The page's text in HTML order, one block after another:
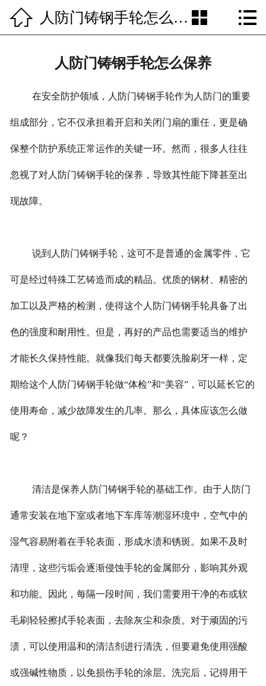
网站首页
 人防门铸钢手轮怎么保养  
人防门铸钢手轮怎么保养
在安全防护领域，人防门铸钢手轮作为人防门的重要
组成部分，它不仅承担着开启和关闭门扇的重任，更是确
保整个防护系统正常运作的关键一环。然而，很多人往往
忽视了对人防门铸钢手轮的保养，导致其性能下降甚至出
现故障。
说到人防门铸钢手轮，这可不是普通的金属零件，它
可是经过特殊工艺铸造而成的精品。优质的钢材、精密的
加工以及严格的检测，使得这个人防门铸钢手轮具备了出
色的强度和耐用性。但是，再好的产品也需要适当的维护
才能长久保持性能。就像我们每天都要洗脸刷牙一样，定
期给这个人防门铸钢手轮做“体检”和“美容”，可以延长它的
使用寿命，减少故障发生的几率。那么，具体应该怎么做
呢？
清洁是保养人防门铸钢手轮的基础工作。由于人防门
通常安装在地下室或者地下车库等潮湿环境中，空气中的
湿气容易附着在手轮表面，形成水渍和锈斑。如果不及时
清理，这些污垢会逐渐侵蚀手轮的金属部分，影响其外观
和功能。因此，每隔一段时间，我们需要用干净的布或软
毛刷轻轻擦拭手轮表面，去除灰尘和杂质。对于顽固的污
渍，可以使用温和的清洁剂进行清洗，但要避免使用强酸
或强碱性物质，以免损伤手轮的涂层。洗完后，记得用干